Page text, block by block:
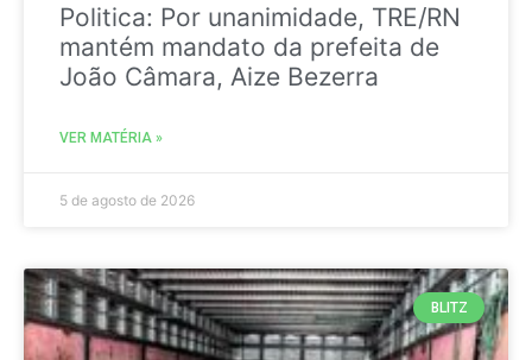
Politica: Por unanimidade, TRE/RN
mantém mandato da prefeita de
João Câmara, Aize Bezerra
VER MATÉRIA »
5 de agosto de 2026
BLITZ